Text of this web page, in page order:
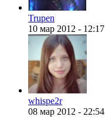
Trupen
10 мар 2012 - 12:17
whispe2r
08 мар 2012 - 22:54